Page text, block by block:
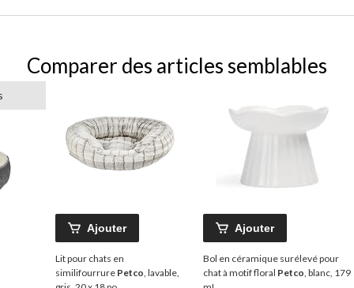
Comparer des articles semblables
Ajouter
Lit pour chats en
similifourrure Petco , lavable,
Ajouter
Bol en céramique surélevé pour
chat à motif floral Petco , blanc, 179